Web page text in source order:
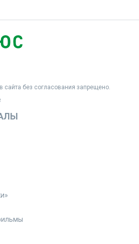
сайта без согласования запрещено.